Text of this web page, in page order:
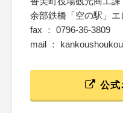
余部鉄橋「空の駅」
fax ： 0796-36-3809
mail ：
公